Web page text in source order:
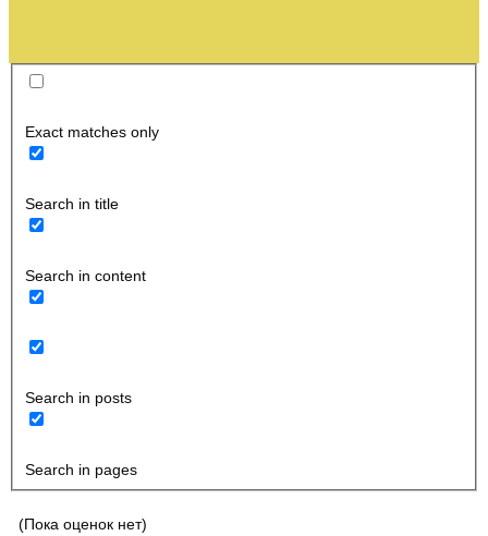
Exact matches only
Search in title
Search in content
Search in posts
Search in pages
(Пока оценок нет)